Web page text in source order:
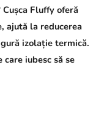
Fluffy oferă
ajută la reducerea
izolație termică.
iubesc să se